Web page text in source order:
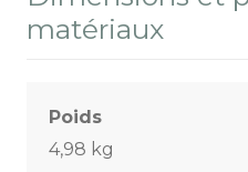
matériaux
Poids
4,98 kg